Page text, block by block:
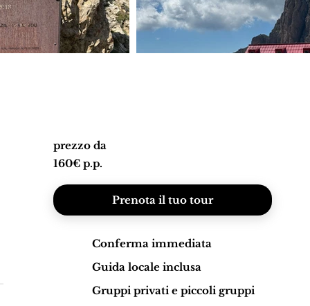
prezzo da
160€ p.p.
Prenota il tuo tour
Conferma immediata
Guida locale inclusa
Gruppi privati e piccoli gruppi